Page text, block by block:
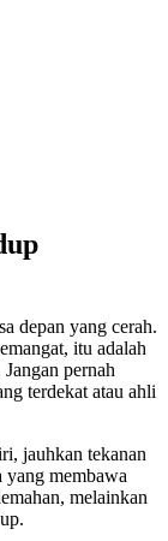
depan yang cerah.
itu adalah
pernah
terdekat atau ahli
jauhkan tekanan
yang membawa
melainkan